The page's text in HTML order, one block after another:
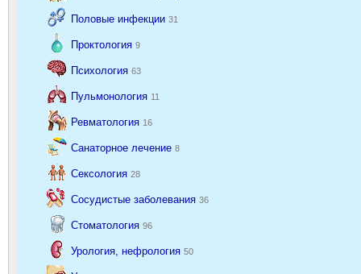
Половые инфекции 31
Проктология 9
Психология 63
Пульмонология 11
Ревматология 16
Санаторное лечение 8
Сексология 28
Сосудистые заболевания 36
Стоматология 96
Урология, нефрология 50